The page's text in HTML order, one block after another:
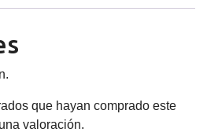
que hayan comprado este
valoración.